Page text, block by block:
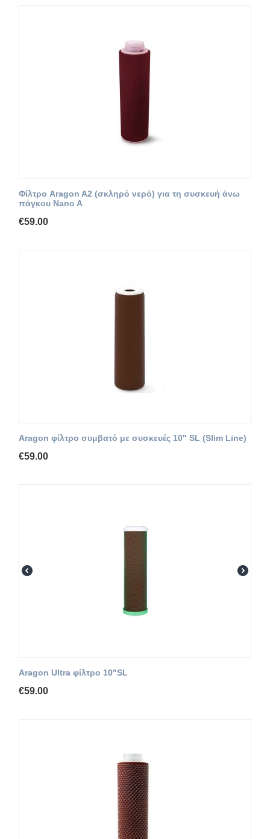
Φίλτρο Aragon A2 (σκληρό νερό) για τη συσκευή άνω
πάγκου Nano A
€59.00
Aragon φίλτρο συμβατό με συσκευές 10" SL (Slim Line)
€59.00
Aragon Ultra φίλτρο 10"SL
€59.00